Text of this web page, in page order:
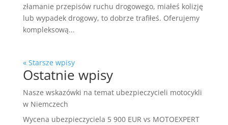
złamanie przepisów ruchu drogowego, miałeś kolizję
lub wypadek drogowy, to dobrze trafiłeś. Oferujemy
kompleksową...
« Starsze wpisy
Ostatnie wpisy
Nasze wskazówki na temat ubezpieczycieli motocykli
w Niemczech
Wycena ubezpieczyciela 5 900 EUR vs MOTOEXPERT